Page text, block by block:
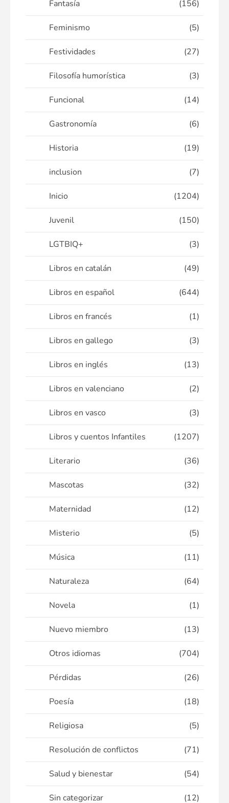
Fantasía (156)
Feminismo (5)
Festividades (27)
Filosofía humorística (3)
Funcional (14)
Gastronomía (6)
Historia (19)
inclusion (7)
Inicio (1204)
Juvenil (150)
LGTBIQ+ (3)
Libros en catalán (49)
Libros en español (644)
Libros en francés (1)
Libros en gallego (3)
Libros en inglés (13)
Libros en valenciano (2)
Libros en vasco (3)
Libros y cuentos Infantiles (1207)
Literario (36)
Mascotas (32)
Maternidad (12)
Misterio (5)
Música (11)
Naturaleza (64)
Novela (1)
Nuevo miembro (13)
Otros idiomas (704)
Pérdidas (26)
Poesía (18)
Religiosa (5)
Resolución de conflictos (71)
Salud y bienestar (54)
Sin categorizar (12)